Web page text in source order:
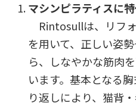
マシンピラティスに
Rintosullは、リフ
を用いて、正しい姿
ら、しなやかな筋肉
います。基本となる
り返しにより、猫背